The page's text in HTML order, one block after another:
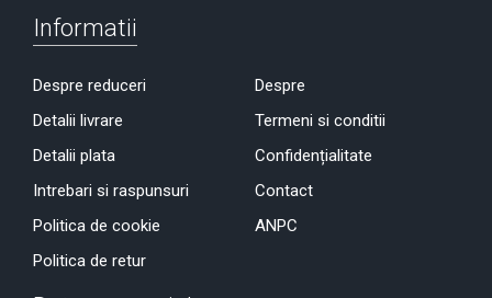
Informatii
Despre reduceri
Detalii livrare
Detalii plata
Intrebari si raspunsuri
Politica de cookie
Politica de retur
Despre
Termeni si conditii
Confidențialitate
Contact
ANPC